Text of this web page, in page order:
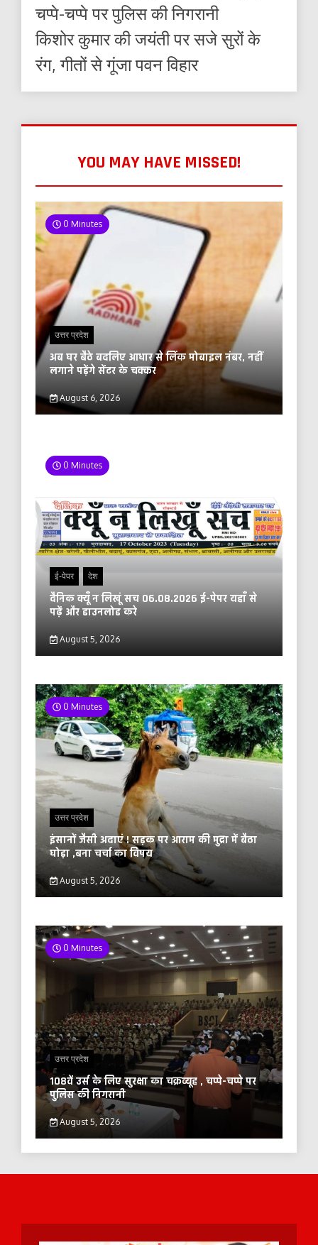
चप्पे-चप्पे पर पुलिस की निगरानी
किशोर कुमार की जयंती पर सजे सुरों के
रंग, गीतों से गूंजा पवन विहार
YOU MAY HAVE MISSED!
0 Minutes
उत्तर प्रदेश
अब घर बैठे बदलिए आधार से लिंक मोबाइल नंबर, नहीं
लगाने पड़ेंगे सेंटर के चक्कर
August 6, 2026
0 Minutes
ई-पेपर देश
दैनिक क्यूँ न लिखूं सच 06.08.2026 ई-पेपर यहाँ से
पढ़ें और डाउनलोड करे
August 5, 2026
0 Minutes
उत्तर प्रदेश
इंसानों जैसी अदाएं ! सड़क पर आराम की मुद्रा में बैठा
घोड़ा ,बना चर्चा का विषय
August 5, 2026
0 Minutes
उत्तर प्रदेश
108वें उर्स के लिए सुरक्षा का चक्रव्यूह , चप्पे-चप्पे पर
पुलिस की निगरानी
August 5, 2026